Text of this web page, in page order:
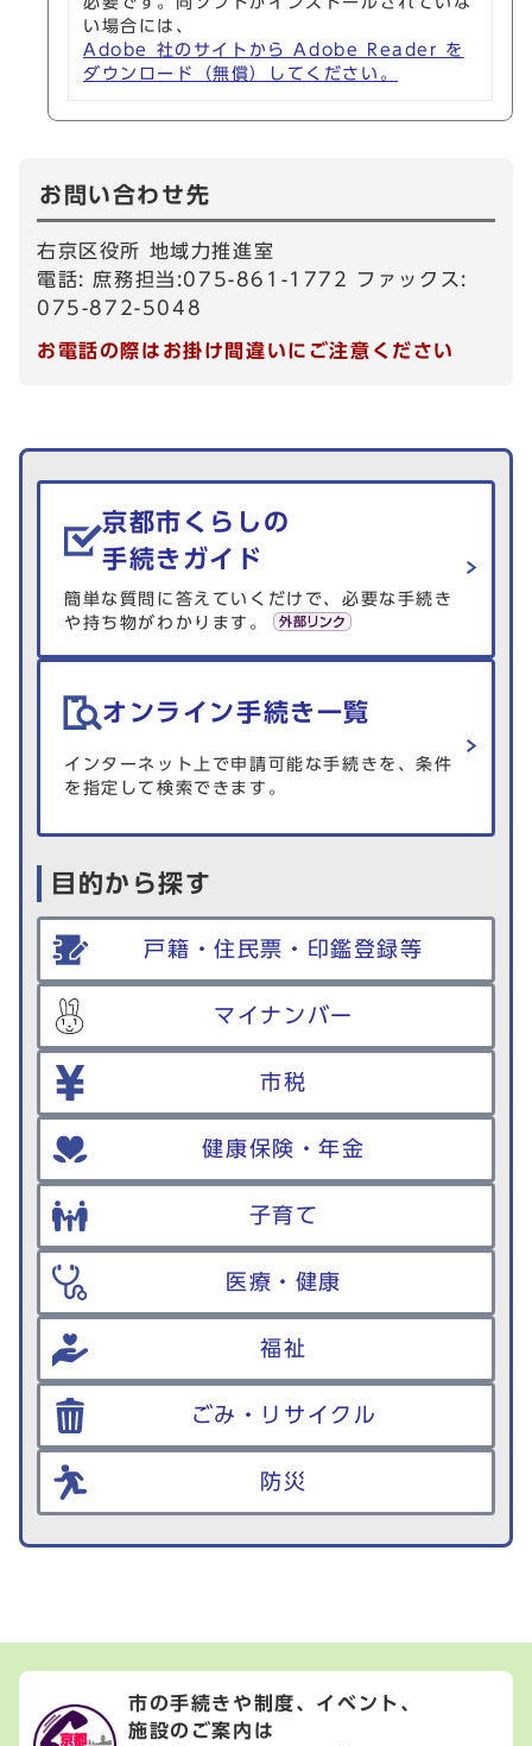
い場合には、
Adobe 社のサイトから Adobe Reader を
ダウンロード（無償）してください。
お問い合わせ先
右京区役所 地域力推進室
電話: 庶務担当:075-861-1772 ファックス:
075-872-5048
お電話の際はお掛け間違いにご注意ください
生活情報を探す
京都市くらしの
手続きガイド
簡単な質問に答えていくだけで、必要な手続き
や持ち物がわかります。
オンライン手続き一覧
インターネット上で申請可能な手続きを、条件
を指定して検索できます。
目的から探す
戸籍・住民票・印鑑登録等
マイナンバー
市税
健康保険・年金
子育て
医療・健康
福祉
ごみ・リサイクル
防災
市の手続きや制度、イベント、
施設のご案内は